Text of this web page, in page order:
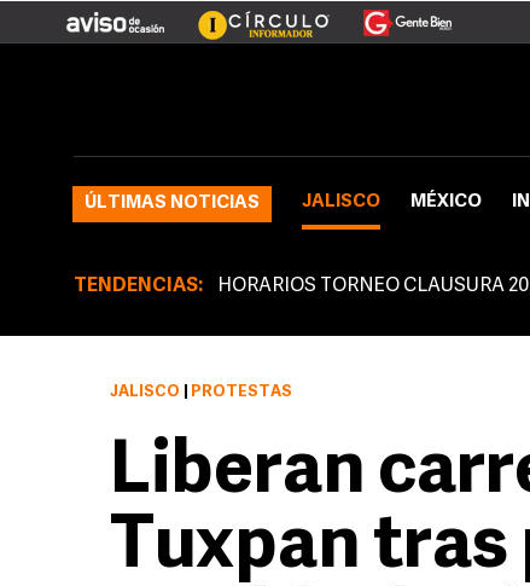
ÚLTIMAS NOTICIAS JALISCO MÉXICO
TENDENCIAS: HORARIOS TORNEO CLAUSURA
JALISCO PROTESTAS
Liberan
Tuxpan